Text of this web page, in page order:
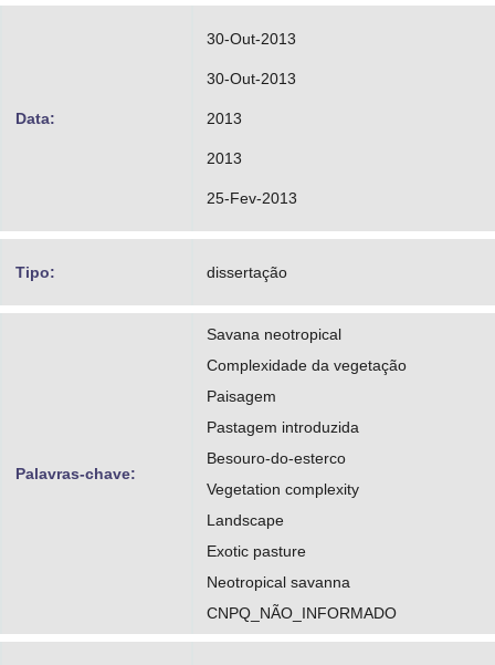
Data:
30-Out-2013
30-Out-2013
2013
2013
25-Fev-2013
Tipo: dissertação
Palavras-chave:
Savana neotropical
Complexidade da vegetação
Paisagem
Pastagem introduzida
Besouro-do-esterco
Vegetation complexity
Landscape
Exotic pasture
Neotropical savanna
CNPQ_NÃO_INFORMADO